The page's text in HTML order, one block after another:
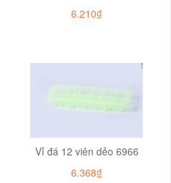
6.210₫
Vỉ đá 12 viên dẻo 6966
6.368₫